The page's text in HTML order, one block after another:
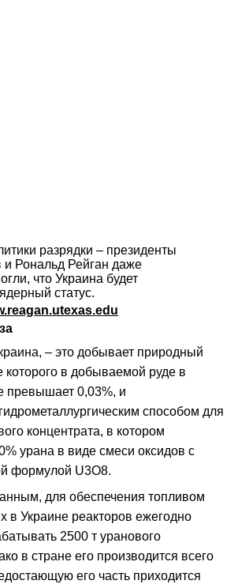
разрядки – президенты
и Рональд Рейган даже
что Украина будет
статус.
– это добывает природный
которого в добываемой руде в
превышает 0,03%, и
способом для
концентрата, в котором
урана в виде смеси оксидов с
формулой U3O8.
для обеспечения топливом
в Украине реакторов ежегодно
2500 т уранового
в стране его производится всего
его часть приходится